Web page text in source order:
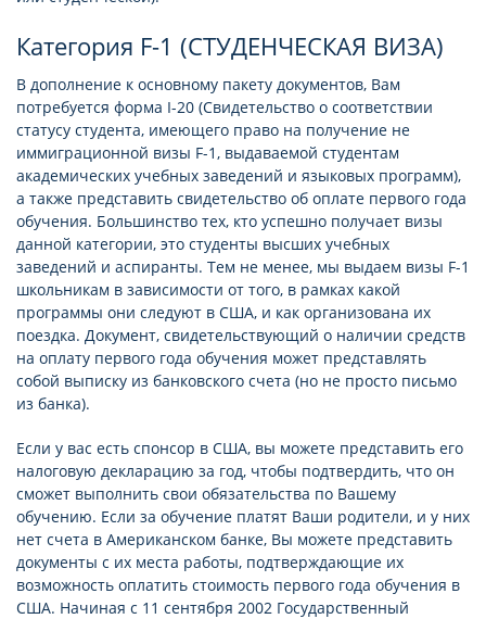
Категория F-1 (СТУДЕНЧЕСКАЯ ВИЗА)
В дополнение к основному пакету документов, Вам
потребуется форма I-20 (Свидетельство о соответствии
статусу студента, имеющего право на получение не
иммиграционной визы F-1, выдаваемой студентам
академических учебных заведений и языковых программ),
а также представить свидетельство об оплате первого года
обучения. Большинство тех, кто успешно получает визы
данной категории, это студенты высших учебных
заведений и аспиранты. Тем не менее, мы выдаем визы F-1
школьникам в зависимости от того, в рамках какой
программы они следуют в США, и как организована их
поездка. Документ, свидетельствующий о наличии средств
на оплату первого года обучения может представлять
собой выписку из банковского счета (но не просто письмо
из банка).
Если у вас есть спонсор в США, вы можете представить его
налоговую декларацию за год, чтобы подтвердить, что он
сможет выполнить свои обязательства по Вашему
обучению. Если за обучение платят Ваши родители, и у них
нет счета в Американском банке, Вы можете представить
документы с их места работы, подтверждающие их
возможность оплатить стоимость первого года обучения в
США. Начиная с 11 сентября 2002 Государственный